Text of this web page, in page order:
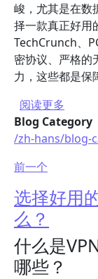
峻，尤其是在数
择一款真正好用
TechCrunch、
密协议、严格的
力，这些都是保
阅读更多
Blog Category
/zh-hans/blog-
前一个
选择好用
么？
什么是
哪些？